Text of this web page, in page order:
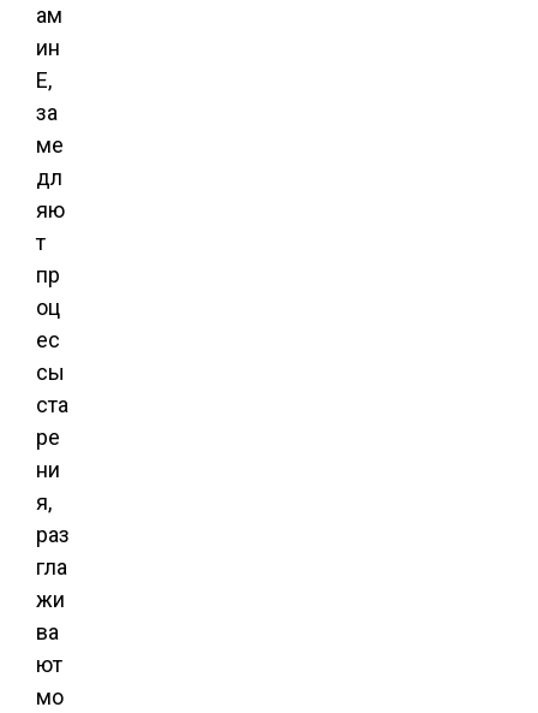
ам
ин
Е,
за
ме
дл
яю
т
пр
оц
ес
сы
ста
ре
ни
я,
раз
гла
жи
ва
ют
мо